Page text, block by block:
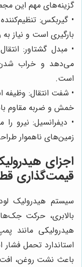
گزینه‌های مهم این
• گیربکس:
بارگیری است و نیاز
• مبدل گشتاور:
می‌دهد و خراب
است.
• شفت انتقال: وظیفه
خمش و ضربه مقاوم
• دیفرانسیل: نیرو
زمین‌های ناهموار
اجزای
قیمت‌گذاری
سیستم هیدرولیک
بالابری، حرکت
هیدرولیکی مانند
استاندارد تحمل
باعث نشت روغن،